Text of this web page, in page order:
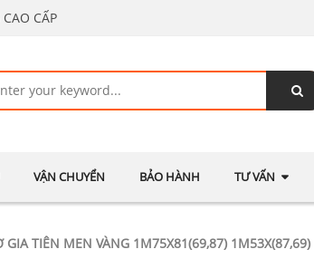
CẤP
VẬN CHUYỂN BẢO HÀNH TƯ VẤN
GIA TIÊN MEN VÀNG 1M75X81(69,87) 1M53X(87,69)